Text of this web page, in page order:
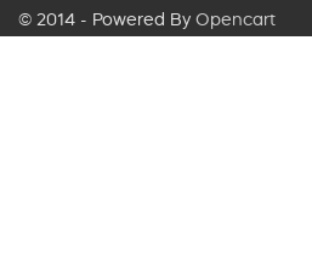
© 2014 - Powered By Opencart